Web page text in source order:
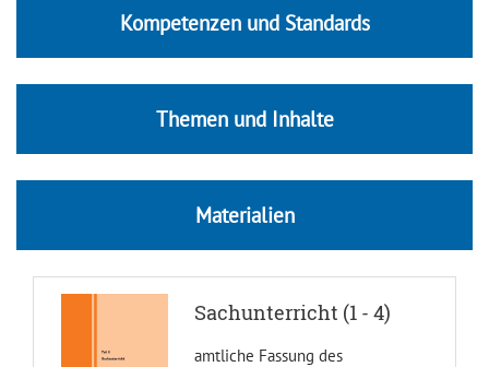
Kompetenzen und Standards
Themen und Inhalte
Materialien
Sachunterricht (1 - 4)
amtliche Fassung des